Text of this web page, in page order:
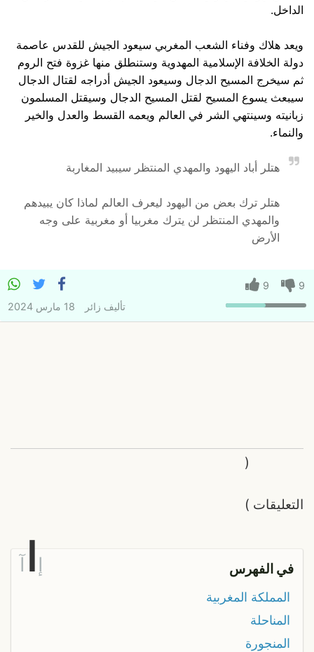
الداخل.
ويعد هلاك وفناء الشعب المغربي سيعود الجيش للقدس عاصمة
دولة الخلافة الإسلامية المهدوية وستنطلق منها غزوة فتح الروم
ثم سيخرج المسيح الدجال وسيعود الجيش أدراجه لقتال الدجال
سيبعث يسوع المسيح لقتل المسيح الدجال وسيقتل المسلمون
زبانيته وسينتهي الشر في العالم ويعمه القسط والعدل والخير
والنماء.
هتلر أباد اليهود والمهدي المنتظر سيبيد المغاربة
هتلر ترك بعض من اليهود ليعرف العالم لماذا كان يبيدهم
والمهدي المنتظر لن يترك مغربيا أو مغربية على وجه
الأرض
9
9
تأليف زائر 18 مارس 2024
التعليقات
(
)
في الفهرس إ آ
المملكة المغربية
المناحلة
المنجورة